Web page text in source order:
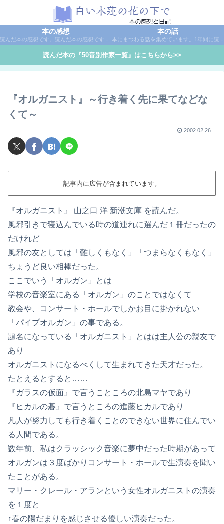
本の感想
読んだ本の感想です。読んだ本の感想です。本は作家名で50音別に分類しています。
本の話
本にまつわる話を集めています。1年間に読んだ本の総括や、本に関する話題など。
読んだ本の『50音別作家一覧』はこちらから>>
『オルガニスト』～行き着く先に果てなどな
くて～
2002.02.26
記事内に広告が含まれています。
『オルガニスト』 山之口 洋 新潮文庫 を読んだ。
風邪引きで寝込んでいる時の道連れに選んだ１冊だったの
だけれど
風邪の友としては「難しくもなく」「つまらなくもなく」
ちょうど良い相棒だった。
ここでいう「オルガン」とは
学校の音楽室にある「オルガン」のことではなくて
教会や、コンサート・ホールでしかお目に掛かれない
「パイプオルガン」の事である。
題名になっている「オルガニスト」とはは主人公の親友で
あり
オルガニストになるべくして生まれてきた天才だった。
たとえるとすると……
『ガラスの仮面』で言うこところの北島マヤであり
『ヒカルの碁』で言うところの進藤ヒカルであり
凡人が努力しても行き着くことのできない世界に住んでい
る人間である。
数年前、私はクラッシック音楽に夢中だった時期があって
オルガンは３度ばかりコンサート・ホールで生演奏を聞い
たことがある。
マリー・クレール・アランという女性オルガニストの演奏
を１度と
↑春の陽だまりを感じさせる優しい演奏だった。